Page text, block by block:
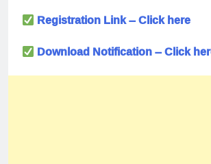
Registration Link –Click here
Download Notification –Click